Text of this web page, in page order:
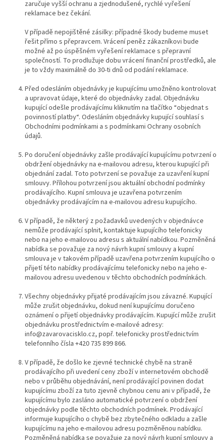
zaručuje vyšší ochranu a zjednodušené, rychlé vyřešení
reklamace bez čekání.
V případě nepojištěné zásilky: případné škody budeme muset
řešit přímo s přepravcem. Vrácení peněz zákazníkovi bude
možné až po úspěšném vyřešení reklamace s přepravní
společností. To prodlužuje dobu vrácení finanční prostředků, ale
je to vždy maximálně do 30-ti dnů od podání reklamace.
Před odesláním objednávky je kupujícímu umožněno kontrolovat
a upravovat údaje, které do objednávky zadal. Objednávku
kupující odešle prodávajícímu kliknutím na tlačítko “objednat s
povinností platby“. Odesláním objednávky kupující souhlasí s
Obchodními podmínkami a s podmínkami Ochrany osobních
údajů.
Po doručení objednávky zašle prodávající kupujícímu potvrzení o
obdržení objednávky na e-mailovou adresu, kterou kupující při
objednání zadal. Toto potvrzení se považuje za uzavření kupní
smlouvy. Přílohou potvrzení jsou aktuální obchodní podmínky
prodávajícího. Kupní smlouva je uzavřena potvrzením
objednávky prodávajícím na e-mailovou adresu kupujícího.
V případě, že některý z požadavků uvedených v objednávce
nemůže prodávající splnit, kontaktuje kupujícího telefonicky
nebo na jeho e-mailovou adresu s aktuální nabídkou. Pozměněná
nabídka se považuje za nový návrh kupní smlouvy a kupní
smlouva je v takovém případě uzavřena potvrzením kupujícího o
přijetí této nabídky prodávajícímu telefonicky nebo na jeho e-
mailovou adresu uvedenou v těchto obchodních podmínkách.
Všechny objednávky přijaté prodávajícím jsou závazné. Kupující
může zrušit objednávku, dokud není kupujícímu doručeno
oznámení o přijetí objednávky prodávajícím. Kupující může zrušit
objednávku prostřednictvím e-mailové adresy:
info@zavarovacisklo.cz, popř. telefonicky prostřednictvím
telefonního čísla +420 735 899 866.
V případě, že došlo ke zjevné technické chybě na straně
prodávajícího při uvedení ceny zboží v internetovém obchodě
nebo v průběhu objednávání, není prodávající povinen dodat
kupujícímu zboží za tuto zjevně chybnou cenu ani v případě, že
kupujícímu bylo zasláno automatické potvrzení o obdržení
objednávky podle těchto obchodních podmínek. Prodávající
informuje kupujícího o chybě bez zbytečného odkladu a zašle
kupujícímu na jeho e-mailovou adresu pozměněnou nabídku.